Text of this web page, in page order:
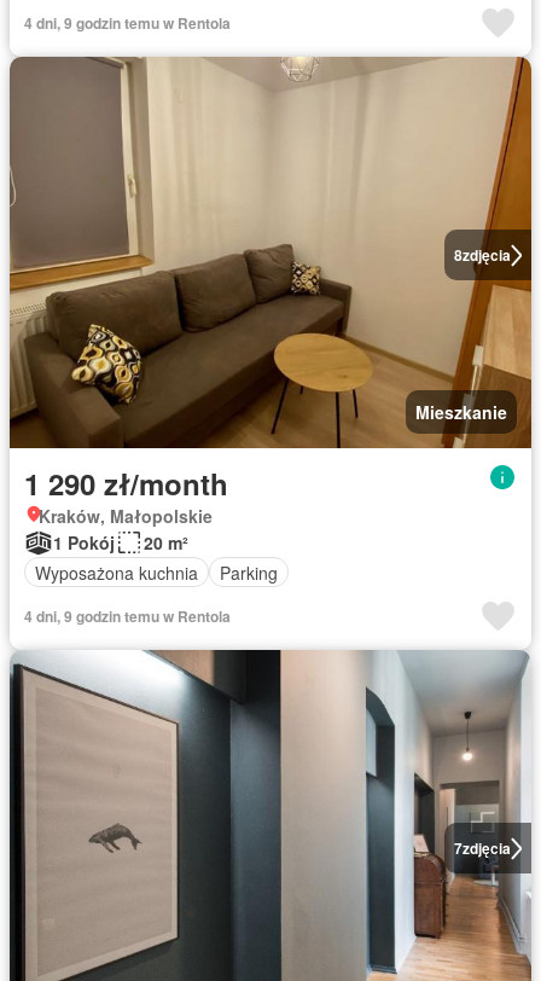
4 dni, 9 godzin temu w Rentola
8zdjęcia
Mieszkanie
1 290 zł/month
Kraków, Małopolskie
1 Pokój
20 m²
Wyposażona kuchnia
Parking
4 dni, 9 godzin temu w Rentola
7zdjęcia